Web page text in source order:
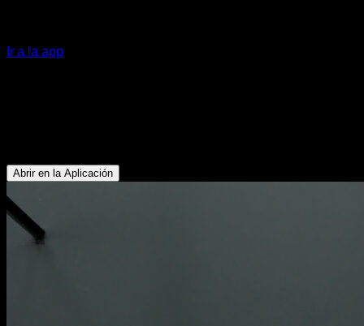
Ir a la app
Abrir en la Aplicación